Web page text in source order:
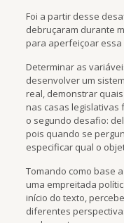
Foi a partir desse
debruçaram durante
para aperfeiçoar essa
Determinar as
desenvolver um
real, demonstrar
nas casas legislativas
o segundo desafio:
pois quando se
especificar qual o
Tomando como base
uma empreitada
início do texto,
diferentes